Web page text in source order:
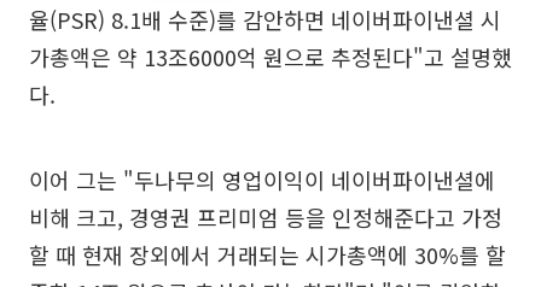
율(PSR) 8.1배 수준)를 감안하면 네이버파이낸셜 시
가총액은 약 13조6000억 원으로 추정된다"고 설명했
다.
이어 그는 "두나무의 영업이익이 네이버파이낸셜에
비해 크고, 경영권 프리미엄 등을 인정해준다고 가정
할 때 현재 장외에서 거래되는 시가총액에 30%를 할